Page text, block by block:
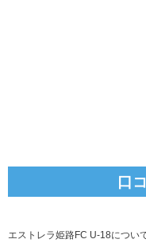
口
エストレラ姫路FC U-18につい